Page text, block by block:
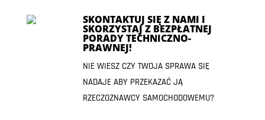
SKONTAKTUJ SIĘ Z NAMI I
SKORZYSTAJ Z BEZPŁATNEJ
PORADY TECHNICZNO-
PRAWNEJ!
NIE WIESZ CZY TWOJA SPRAWA SIĘ
NADAJE ABY PRZEKAZAĆ JĄ
RZECZOZNAWCY SAMOCHODOWEMU?